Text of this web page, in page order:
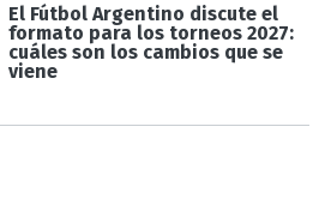
El Fútbol Argentino discute el
formato para los torneos 2027:
cuáles son los cambios que se
viene